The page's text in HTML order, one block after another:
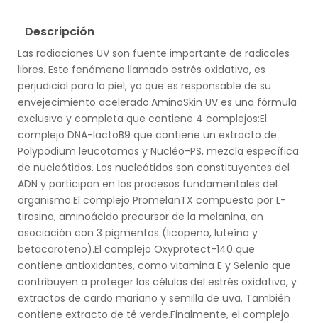
Descripción
Las radiaciones UV son fuente importante de radicales
libres. Este fenómeno llamado estrés oxidativo, es
perjudicial para la piel, ya que es responsable de su
envejecimiento acelerado.AminoSkin UV es una fórmula
exclusiva y completa que contiene 4 complejos:El
complejo DNA-lactoB9 que contiene un extracto de
Polypodium leucotomos y Nucléo-PS, mezcla específica
de nucleótidos. Los nucleótidos son constituyentes del
ADN y participan en los procesos fundamentales del
organismo.El complejo PromelanTX compuesto por L-
tirosina, aminoácido precursor de la melanina, en
asociación con 3 pigmentos (licopeno, luteína y
betacaroteno).El complejo Oxyprotect-140 que
contiene antioxidantes, como vitamina E y Selenio que
contribuyen a proteger las células del estrés oxidativo, y
extractos de cardo mariano y semilla de uva. También
contiene extracto de té verde.Finalmente, el complejo